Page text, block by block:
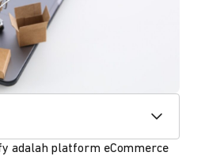
adalah platform eCommerce